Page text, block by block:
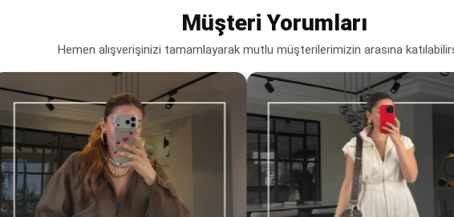
Müşteri Yorumları
Hemen alışverişinizi tamamlayarak mutlu müşterilerimizin arasına